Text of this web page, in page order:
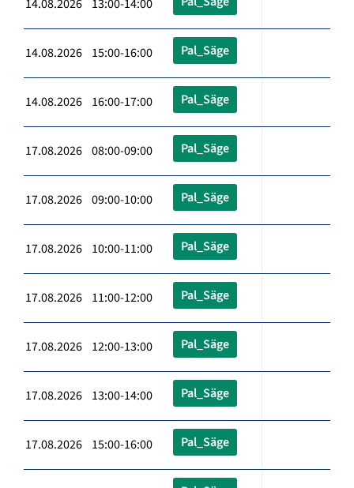
14.08.2026 13:00-14:00
14.08.2026 15:00-16:00 Pal_Säge
14.08.2026 16:00-17:00 Pal_Säge
17.08.2026 08:00-09:00 Pal_Säge
17.08.2026 09:00-10:00 Pal_Säge
17.08.2026 10:00-11:00 Pal_Säge
17.08.2026 11:00-12:00 Pal_Säge
17.08.2026 12:00-13:00 Pal_Säge
17.08.2026 13:00-14:00 Pal_Säge
17.08.2026 15:00-16:00 Pal_Säge